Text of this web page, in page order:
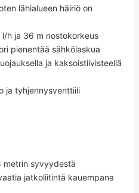
lähialueen häiriö on
h ja 36 m nostokorkeus
pienentää sähkölaskua
ja kaksoistiivisteellä
ja tyhjennysventtiili
metrin syvyydestä
jatkoliitintä kauempana